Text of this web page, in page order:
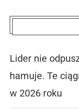
Lider nie
hamuje. Te
w 2026 roku